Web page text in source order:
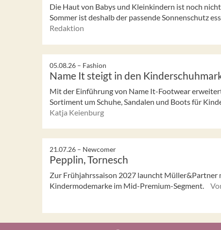
Die Haut von Babys und Kleinkindern ist noch
Sommer ist deshalb der passende Sonnenschutz
Redaktion
05.08.26 – Fashion
Name It steigt in den
Mit der Einführung von Name It-Footwear
Sortiment um Schuhe, Sandalen und Boots für
Katja Keienburg
21.07.26 – Newcomer
Pepplin, Tornesch
Zur Frühjahrssaison 2027 launcht Müller&Partner
Kindermodemarke im Mid-Premium-Segment.